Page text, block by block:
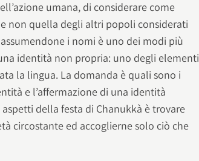
umana, di considerare come
non quella degli altri popoli considerati
i nomi è uno dei modi più
identità non propria: uno degli elementi
la lingua. La domanda è quali sono i
e l’affermazione di una identità
della festa di Chanukkà è trovare
circostante ed accoglierne solo ciò che